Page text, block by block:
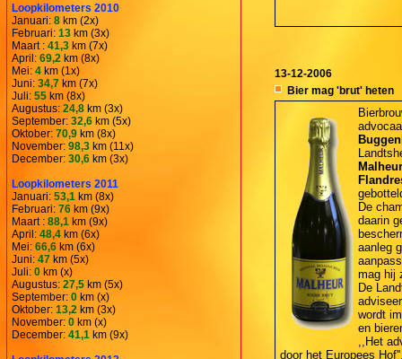
Loopkilometers 2010
Januari: 8 km (2x)
Februari: 13 km (3x)
Maart : 41,3 km (7x)
April: 69,2 km (8x)
Mei: 4 km (1x)
Juni: 34,7 km (7x)
Juli: 55 km (8x)
Augustus: 24,8 km (3x)
September: 32,6 km (5x)
Oktober: 70,9 km (8x)
November: 98,3 km (11x)
December: 30,6 km (3x)
Loopkilometers 2011
Januari: 53,1 km (8x)
Februari: 76 km (9x)
Maart : 88,1 km (9x)
April: 48,4 km (6x)
Mei: 66,6 km (6x)
Juni: 47 km (5x)
Juli: 0 km (x)
Augustus: 27,5 km (5x)
September: 0 km (x)
Oktober: 13,2 km (3x)
November: 0 km (x)
December: 41,1 km (9x)
13-12-2006
Bier mag 'brut' heten
De
daarin
aanleg
mag hij
De
wordt
en
,,Het
door het Europees